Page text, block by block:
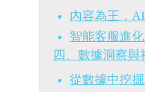
內容為王，
智能客服進
四、數據洞察與
從數據中挖